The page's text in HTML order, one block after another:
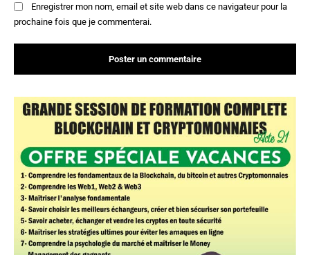
Enregistrer mon nom, email et site web dans ce navigateur pour la
prochaine fois que je commenterai.